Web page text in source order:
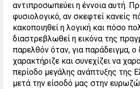
αντιπροσωπεύει η έννοια αυτή.
φυσιολογικό, αν σκεφτεί κανείς
κακοποιηθεί η λογική και πόσο
διαστρεβλωθεί η εικόνα της
παρελθόν όταν, για παράδειγμα,
χαρακτήριζε και συνεχίζει να
περίοδο μεγάλης ανάπτυξης της
μετά την είσοδό μας στην